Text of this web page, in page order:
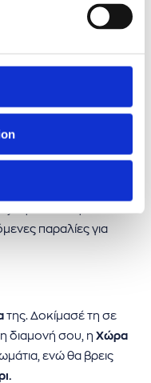
από τους
σε απόσταση 5
παραλία της
παραλίες για
της. Δοκίμασέ τη σε
διαμονή σου, η Χώρα
ενώ θα βρεις